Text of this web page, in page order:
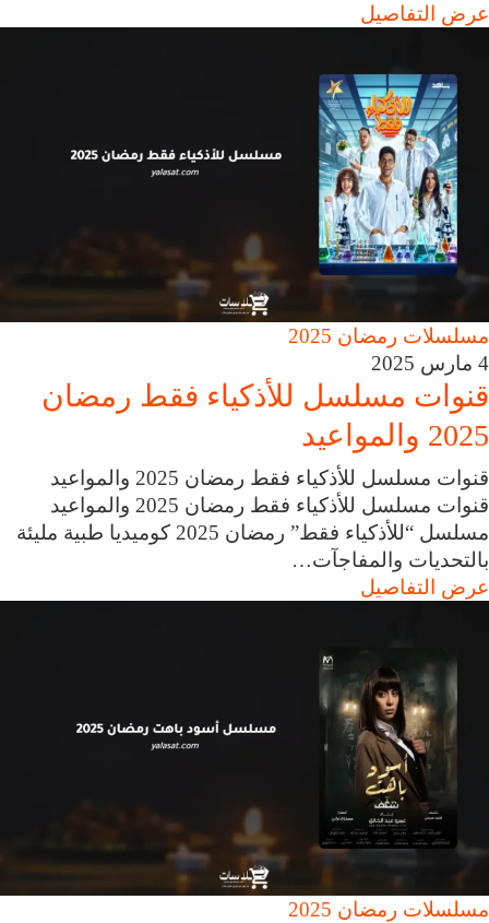
عرض التفاصيل
مسلسلات رمضان 2025
4 مارس 2025
قنوات مسلسل للأذكياء فقط رمضان
2025 والمواعيد
قنوات مسلسل للأذكياء فقط رمضان 2025 والمواعيد
قنوات مسلسل للأذكياء فقط رمضان 2025 والمواعيد
مسلسل “للأذكياء فقط” رمضان 2025 كوميديا طبية مليئة
بالتحديات والمفاجآت…
عرض التفاصيل
مسلسلات رمضان 2025